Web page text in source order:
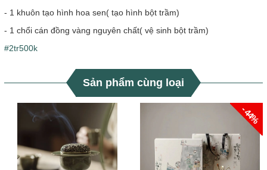
- 1 khuôn tạo hình hoa sen( tạo hình bột trầm)
- 1 chổi cán đồng vàng nguyên chất( vệ sinh bột trầm)
#2tr500k
Sản phẩm cùng loại
- 44%